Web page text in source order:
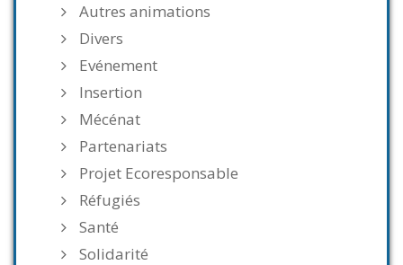
Autres animations
Divers
Evénement
Insertion
Mécénat
Partenariats
Projet Ecoresponsable
Réfugiés
Santé
Solidarité